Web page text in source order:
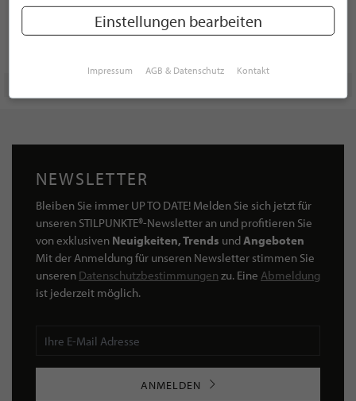
NEWSLETTER
Bleiben Sie immer UP TO DATE! Melden Sie sich jetzt für
unseren STILPUNKTE®-Newsletter an und profitieren Sie
von exklusiven Neuigkeiten, Trends undAngeboten
Mit der Anmeldung für unseren Newsletter stimmen Sie
unseren Datenschutzbestimmungen zu. Eine Abmeldung
ist jederzeit möglich.
ANMELDEN
Einstellungen bearbeiten
Impressum AGB & Datenschutz Kontakt